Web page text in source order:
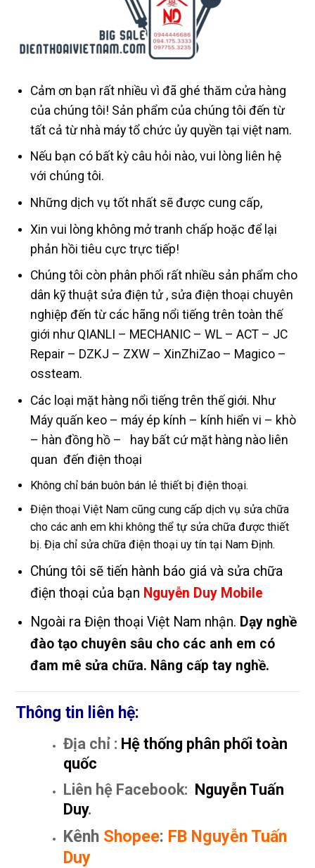
Cảm ơn bạn rất nhiều vì đã ghé thăm cửa hàng
của chúng tôi! Sản phẩm của chúng tôi đến từ
tất cả từ nhà máy tổ chức ủy quyền tại việt nam.
Nếu bạn có bất kỳ câu hỏi nào, vui lòng liên hệ
với chúng tôi.
Những dịch vụ tốt nhất sẽ được cung cấp,
Xin vui lòng không mở tranh chấp hoặc để lại
phản hồi tiêu cực trực tiếp!
Chúng tôi còn phân phối rất nhiều sản phẩm cho
dân kỹ thuật sửa điện tử , sửa điện thoại chuyên
nghiệp đến từ các hãng nổi tiếng trên toàn thế
giới như QIANLI – MECHANIC – WL – ACT – JC
Repair – DZKJ – ZXW – XinZhiZao – Magico –
ossteam.
Các loại mặt hàng nổi tiếng trên thế giới. Như
Máy quấn keo – máy ép kính – kính hiển vi – khò
– hàn đồng hồ – hay bất cứ mặt hàng nào liên
quan đến điện thoại
Không chỉ bán buôn bán lẻ thiết bị điện thoại.
Điện thoại Việt Nam cũng cung cấp dịch vụ sửa chữa
cho các anh em khi không thể tự sửa chữa được thiết
bị. Địa chỉ sửa chữa điện thoại uy tín tại Nam Định.
Chúng tôi sẽ tiến hành báo giá và sửa chữa
điện thoại của bạn Nguyễn Duy Mobile
Ngoài ra Điện thoại Việt Nam nhận. Dạy nghề
đào tạo chuyên sâu cho các anh em có
đam mê sửa chữa. Nâng cấp tay nghề.
Thông tin liên hệ:
Địa chỉ : Hệ thống phân phối toàn
quốc
Liên hệ Facebook: Nguyễn Tuấn
Duy.
Kênh Shopee: FB Nguyễn Tuấn
Duy